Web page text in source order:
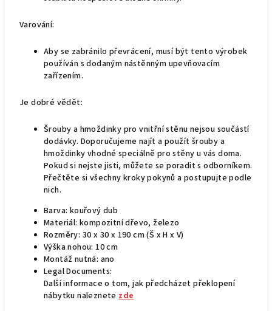
Varování:
Aby se zabránilo převrácení, musí být tento výrobek
používán s dodaným nástěnným upevňovacím
zařízením.
Je dobré vědět:
Šrouby a hmoždinky pro vnitřní stěnu nejsou součástí
dodávky. Doporučujeme najít a použít šrouby a
hmoždinky vhodné speciálně pro stěny u vás doma.
Pokud si nejste jisti, můžete se poradit s odborníkem.
Přečtěte si všechny kroky pokynů a postupujte podle
nich.
Barva: kouřový dub
Materiál: kompozitní dřevo, železo
Rozměry: 30 x 30 x 190 cm (Š x H x V)
Výška nohou: 10 cm
Montáž nutná: ano
Legal Documents:
Další informace o tom, jak předcházet překlopení
nábytku naleznetezde